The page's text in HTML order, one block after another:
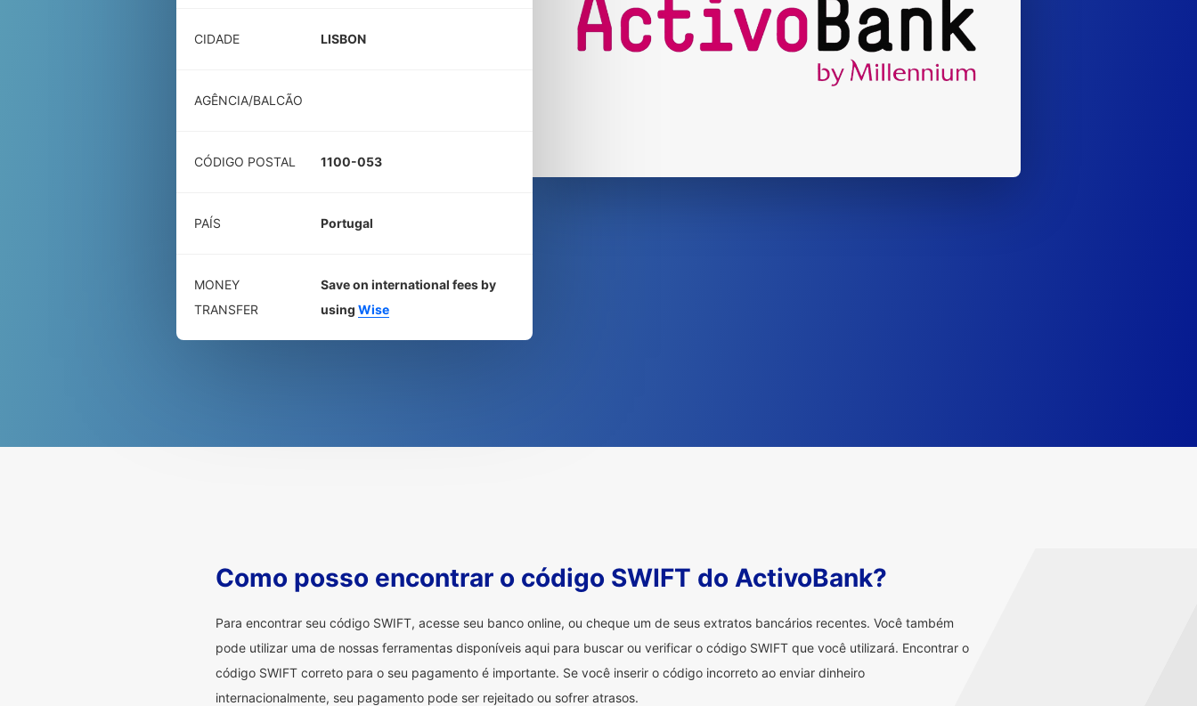
CIDADE LISBON
AGÊNCIA/BALCÃO
CÓDIGO POSTAL 1100-053
PAÍS Portugal
MONEY
TRANSFER
Save on international fees by
using Wise
Como posso encontrar o código SWIFT do ActivoBank?
Para encontrar seu código SWIFT, acesse seu banco online, ou cheque um de seus extratos bancários recentes. Você também
pode utilizar uma de nossas ferramentas disponíveis aqui para buscar ou verificar o código SWIFT que você utilizará. Encontrar o
código SWIFT correto para o seu pagamento é importante. Se você inserir o código incorreto ao enviar dinheiro
internacionalmente, seu pagamento pode ser rejeitado ou sofrer atrasos.